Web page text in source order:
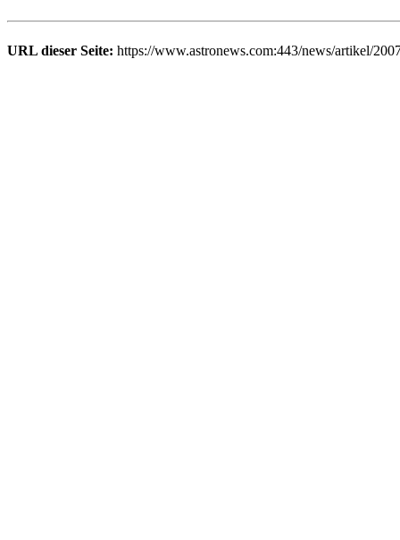
URL dieser Seite: https://www.astronews.com:443/news/artikel/